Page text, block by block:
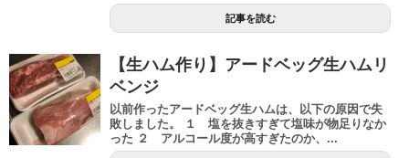
記事を読む
【生ハム作り】アードベッグ生ハムリ
ベンジ
以前作ったアードベッグ生ハムは、以下の原因で失
敗しました。 １ 塩を抜きすぎて塩味が物足りなか
った ２ アルコール度が高すぎたのか、...